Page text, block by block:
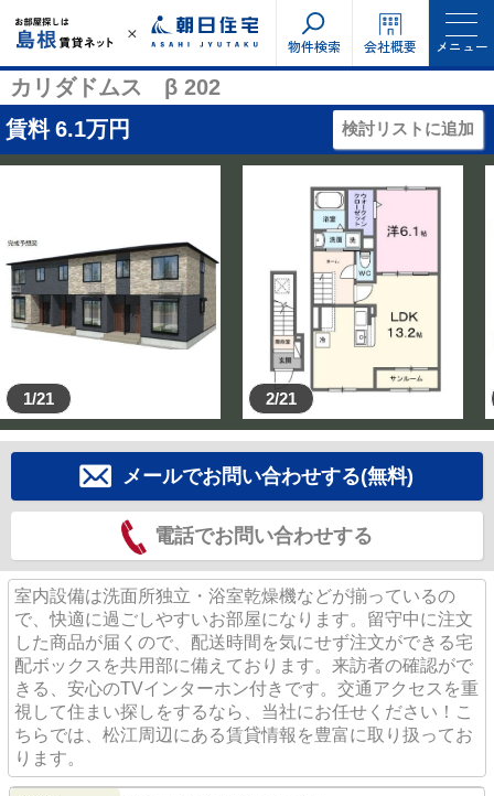
物件検索 会社概要 メニュー
カリダドムス β 202
賃料 6.1万円 検討リストに追加
1/21 2/21
メールでお問い合わせする(無料)
電話でお問い合わせする
室内設備は洗面所独立・浴室乾燥機などが揃っているの
で、快適に過ごしやすいお部屋になります。留守中に注文
した商品が届くので、配送時間を気にせず注文ができる宅
配ボックスを共用部に備えております。来訪者の確認がで
きる、安心のTVインターホン付きです。交通アクセスを重
視して住まい探しをするなら、当社にお任せください！こ
ちらでは、松江周辺にある賃貸情報を豊富に取り扱ってお
ります。